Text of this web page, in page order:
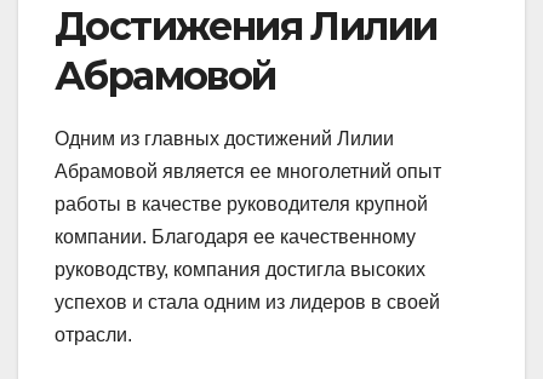
Достижения Лилии
Абрамовой
Одним из главных достижений Лилии
Абрамовой является ее многолетний опыт
работы в качестве руководителя крупной
компании. Благодаря ее качественному
руководству, компания достигла высоких
успехов и стала одним из лидеров в своей
отрасли.